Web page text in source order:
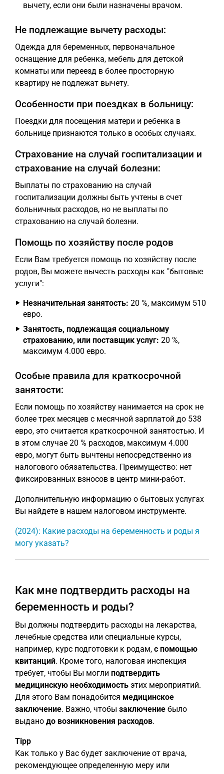
вычету, если они были назначены врачом.
Не подлежащие вычету расходы:
Одежда для беременных, первоначальное
оснащение для ребенка, мебель для детской
комнаты или переезд в более просторную
квартиру не подлежат вычету.
Особенности при поездках в больницу:
Поездки для посещения матери и ребенка в
больнице признаются только в особых случаях.
Страхование на случай госпитализации и
страхование на случай болезни:
Выплаты по страхованию на случай
госпитализации должны быть учтены в счет
больничных расходов, но не выплаты по
страхованию на случай болезни.
Помощь по хозяйству после родов
Если Вам требуется помощь по хозяйству после
родов, Вы можете вычесть расходы как "бытовые
услуги":
Незначительная занятость: 20 %, максимум 510
евро.
Занятость, подлежащая социальному
страхованию, или поставщик услуг: 20 %,
максимум 4.000 евро.
Особые правила для краткосрочной
занятости:
Если помощь по хозяйству нанимается на срок не
более трех месяцев с месячной зарплатой до 538
евро, это считается краткосрочной занятостью. И
в этом случае 20 % расходов, максимум 4.000
евро, могут быть вычтены непосредственно из
налогового обязательства. Преимущество: нет
фиксированных взносов в центр мини-работ.
Дополнительную информацию о бытовых услугах
Вы найдете в нашем налоговом инструменте.
(2024): Какие расходы на беременность и роды я
могу указать?
Как мне подтвердить расходы на
беременность и роды?
Вы должны подтвердить расходы на лекарства,
лечебные средства или специальные курсы,
например, курс подготовки к родам, с помощью
квитанций. Кроме того, налоговая инспекция
требует, чтобы Вы могли подтвердить
медицинскую необходимость этих мероприятий.
Для этого Вам понадобится медицинское
заключение. Важно, чтобы заключение было
выдано до возникновения расходов.
Tipp
Как только у Вас будет заключение от врача,
рекомендующее определенную меру или